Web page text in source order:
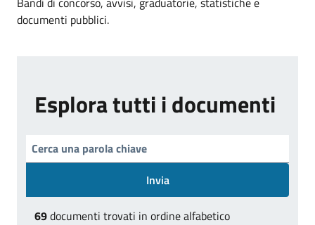
documenti pubblici.
Esplora tutti i documenti
Invia
69documenti trovati in ordine alfabetico